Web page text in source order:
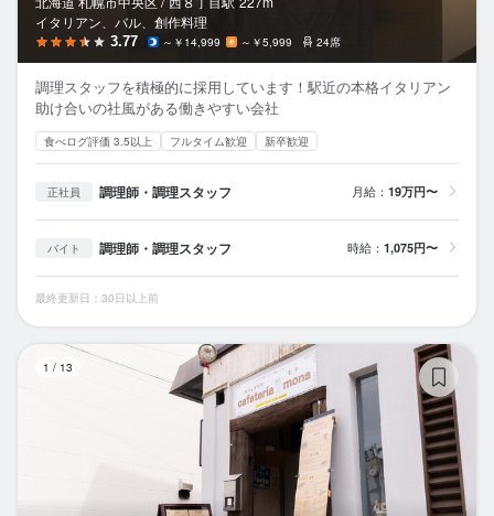
イタリアン、バル、創作料理
3.77 ～￥14,999 ～￥5,999 24席
調理スタッフを積極的に採用しています！駅近の本格イタリアン
助け合いの社風がある働きやすい会社
食べログ評価 3.5以上 フルタイム歓迎 新卒歓迎
正社員 調理師・調理スタッフ 月給： 19万円〜
バイト 調理師・調理スタッフ 時給： 1,075円〜
最終更新日：30日以上前
1 / 13